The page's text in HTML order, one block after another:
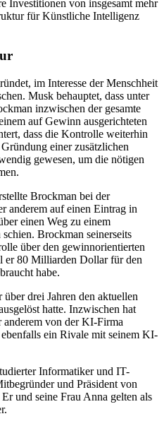
Investitionen von insgesamt mehr
für Künstliche Intelligenz
im Interesse der Menschheit
Musk behauptet, dass unter
inzwischen der gesamte
auf Gewinn ausgerichteten
dass die Kontrolle weiterhin
einer zusätzlichen
gewesen, um die nötigen
Brockman bei der
anderem auf einen Eintrag in
einen Weg zu einem
Brockman seinerseits
über den gewinnorientierten
er 80 Milliarden Dollar für den
habe.
drei Jahren den aktuellen
hatte. Inzwischen hat
von der KI-Firma
ein Rivale mit seinem KI-
Informatiker und IT-
und Präsident von
und seine Frau Anna gelten als